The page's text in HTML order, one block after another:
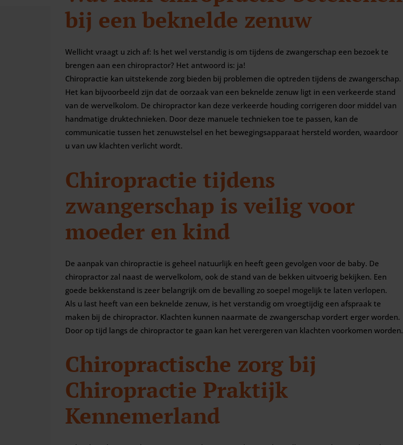
bij een beknelde zenuw
Wellicht vraagt u zich af: Is het wel verstandig is om tijdens de zwangerschap een bezoek te
brengen aan een chiropractor? Het antwoord is: ja!
Chiropractie kan uitstekende zorg bieden bij problemen die optreden tijdens de zwangerschap.
Het kan bijvoorbeeld zijn dat de oorzaak van een beknelde zenuw ligt in een verkeerde stand
van de wervelkolom. De chiropractor kan deze verkeerde houding corrigeren door middel van
handmatige druktechnieken. Door deze manuele technieken toe te passen, kan de
communicatie tussen het zenuwstelsel en het bewegingsapparaat hersteld worden, waardoor
u van uw klachten verlicht wordt.
Chiropractie tijdens
zwangerschap is veilig voor
moeder en kind
De aanpak van chiropractie is geheel natuurlijk en heeft geen gevolgen voor de baby. De
chiropractor zal naast de wervelkolom, ook de stand van de bekken uitvoerig bekijken. Een
goede bekkenstand is zeer belangrijk om de bevalling zo soepel mogelijk te laten verlopen.
Als u last heeft van een beknelde zenuw, is het verstandig om vroegtijdig een afspraak te
maken bij de chiropractor. Klachten kunnen naarmate de zwangerschap vordert erger worden.
Door op tijd langs de chiropractor te gaan kan het verergeren van klachten voorkomen worden.
Chiropractische zorg bij
Chiropractie Praktijk
Kennemerland